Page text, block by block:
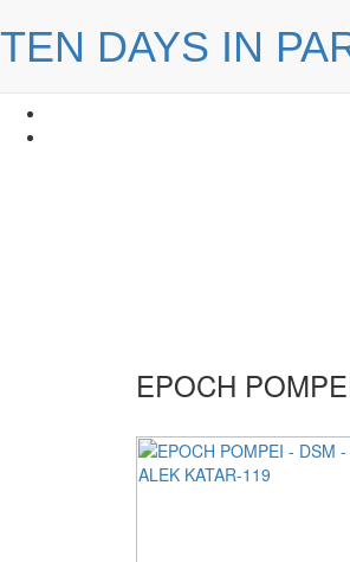
TEN DAYS IN
EPOCH